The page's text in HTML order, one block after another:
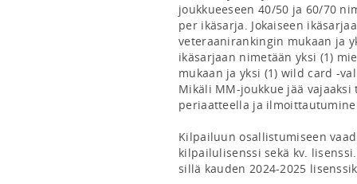
joukkueeseen 40/50 ja 60/70
per ikäsarja. Jokaiseen
veteraanirankingin mukaan ja
ikäsarjaan nimetään yksi (1)
mukaan ja yksi (1) wild card -
Mikäli MM-joukkue jää
periaatteella ja
Kilpailuun osallistumiseen
kilpailulisenssi sekä kv.
sillä kauden 2024-2025